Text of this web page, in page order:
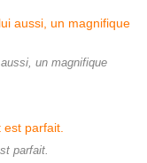
un magnifique
parfait.